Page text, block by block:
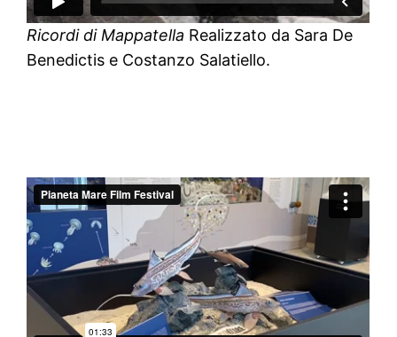
Ricordi di Mappatella Realizzato da Sara De
Benedictis e Costanzo Salatiello.